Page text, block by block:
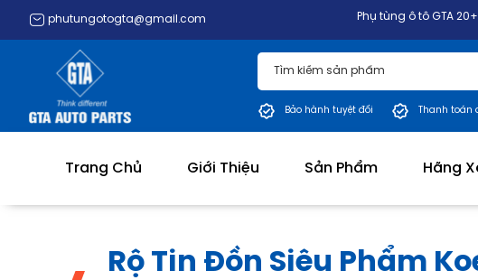
phutungotogta@gmail.com Phụ tùng ô tô GTA 20+ năm kinh
Bảo hành tuyệt đối Thanh toán
Trang Chủ Giới Thiệu Sản Phẩm Hãng
Rộ Tin Đồn Siêu Phẩm